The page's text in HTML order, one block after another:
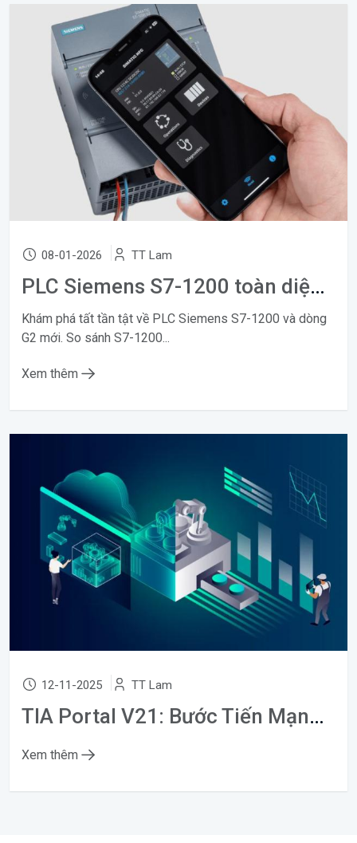
08-01-2026 TT Lam
PLC Siemens S7-1200 toàn diện từ A-Z
Khám phá tất tần tật về PLC Siemens S7-1200 và dòng
G2 mới. So sánh S7-1200...
Xem thêm
12-11-2025 TT Lam
TIA Portal V21: Bước Tiến Mạnh Mẽ Trong Lập Trình PLC Tự Động Hóa Thông Minh
Xem thêm